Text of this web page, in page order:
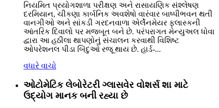
નિયમિત પ્રયોગશાળા પરીક્ષણ અને રાસાયણિક સંશ્લેષણ
દરમિયાન, ચીકણા કાર્બનિક અવશેષો વારંવાર બાષ્પીભવન થતી
વાનગીઓ અને સાંકડી ગરદનવાળા એર્લેનમેયર ફ્લાસ્કની
આંતરિક દિવાલો પર મજબૂત બને છે. પરંપરાગત મેન્યુઅલ ધોવા
દ્વારા આ હઠીલા થાપણોનું સંચાલન કરવાથી વિશિષ્ટ
ઓપરેશનલ પીડા બિંદુઓ રજૂ થાય છે. હાર્ડ-...
વધારે વાચો
ઓટોમેટિક લેબોરેટરી ગ્લાસવેર વોશર્સ શા માટે
ઉદ્યોગ માનક બની રહ્યા છે